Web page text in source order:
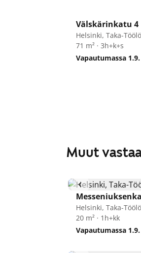
Seniorille
Välskärinkatu 4
Helsinki, Taka-Töölö
71 m² · 3h+k+s
Vapautumassa 1.9.
Muut
Helsinki, Taka-Töölö
20 m² · 1h+kk
Vapautumassa 1.9.